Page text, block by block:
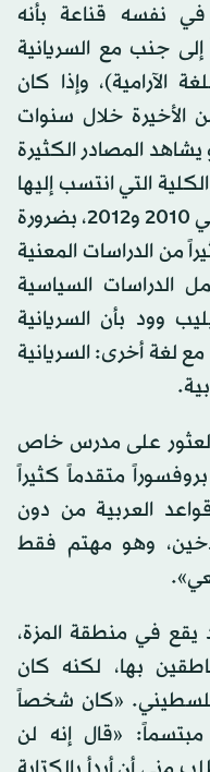
في نفسه قناعة بأنه
جنب مع السريانية
الآرامية)، وإذا كان
خلال سنوات
المصادر الكثيرة
التي انتسب إليها
خلال تلك الفترة الواقعة بين عامي 2010 و2012، بضرورة
من الدراسات المعنية
الدراسات السياسية
وود بأن السريانية
لغة أخرى: السريانية
على مدرس خاص
متقدماً كثيراً
العربية من دون
وهو مهتم فقط
في منطقة المزة،
بها، لكنه كان
«كان شخصاً
مبتسماً: «قال إنه لن